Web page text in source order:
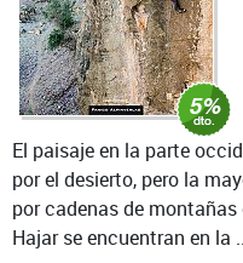
El paisaje en la parte
por el desierto, pero la
por cadenas de
Hajar se encuentran en la